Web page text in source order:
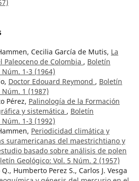
Cecilia García de Mutis, La
de Colombia , Boletín
Núm. 1-3 (1964)
Doctor Edouard Reymond , Boletín
Núm. 1 (1987)
Pérez, Palinología de la Formación
y sistemática , Boletín
Núm. 1-3 (1992)
Periodicidad climática y
suramericanas del maestrichtiano y
basado sobre análisis de polen
Geológico: Vol. 5 Núm. 2 (1957)
Humberto Perez S., Carlos J. Vesga